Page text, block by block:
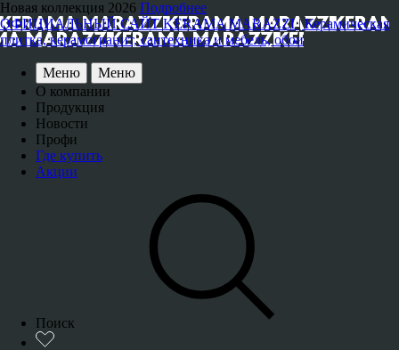
Новая коллекция 2026 Подробнее
ОФИЦИАЛЬНЫЙ САЙТ KERAMA MARAZZI | Керамическая
плитка, керамогранит, сантехника и мебель, обои
Меню
Меню
О компании
Продукция
Новости
Профи
Где купить
Акции
Поиск